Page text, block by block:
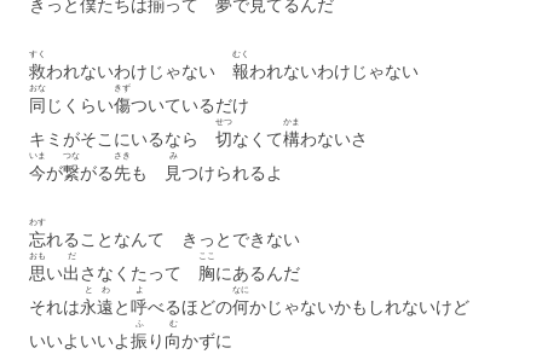
救
すく
われないわけじゃない 報
むく
われないわけじゃない
同
おな
じくらい傷
きず
ついているだけ
キミがそこにいるなら 切
せつ
なくて構
かま
わないさ
今
いま
が繋
つな
がる先
さき
も 見
み
つけられるよ
忘
わす
れることなんて きっとできない
思
おも
い出
だ
さなくたって 胸
ここ
にあるんだ
それは永遠
とわ
と呼
よ
べるほどの何
なに
かじゃないかもしれないけど
いいよいいよ振
ふ
り 向
む
かずに